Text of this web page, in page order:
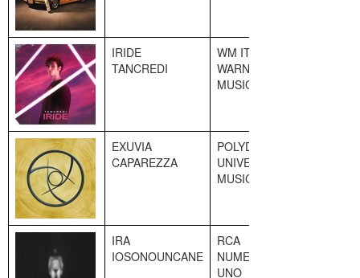
IRIDE
TANCREDI
WM ITALY
WARNER
MUSIC
EXUVIA
CAPAREZZA
POLYDOR
UNIVERSAL
MUSIC
IRA
IOSONOUNCANE
RCA
NUMERO
UNO